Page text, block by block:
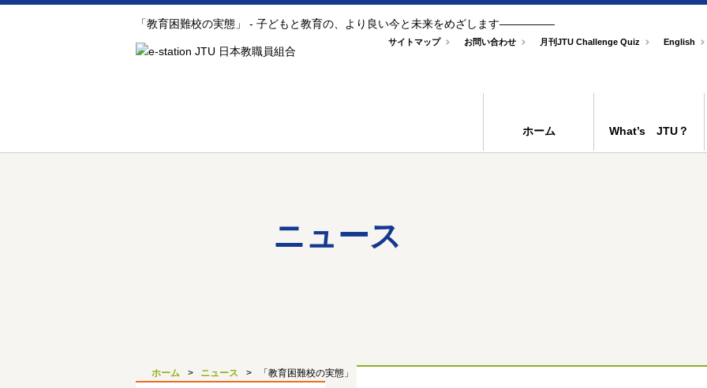
「教育困難校の実態」 - 子どもと教育の、より良い今と未来をめざします―――――
サイトマップ お問い合わせ 月刊JTU Challenge Quiz English
ホーム What’s JTU？
ニュース
ホーム ニュース 「教育困難校の実態」